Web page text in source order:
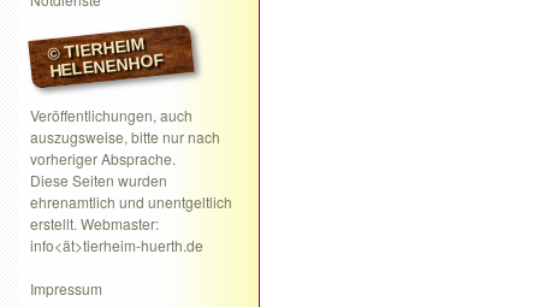
© TIERHEIM
HELENENHOF
Veröffentlichungen, auch
auszugsweise, bitte nur nach
vorheriger Absprache.
Diese Seiten wurden
ehrenamtlich und unentgeltlich
erstellt. Webmaster:
info<ät>tierheim-huerth.de
Impressum